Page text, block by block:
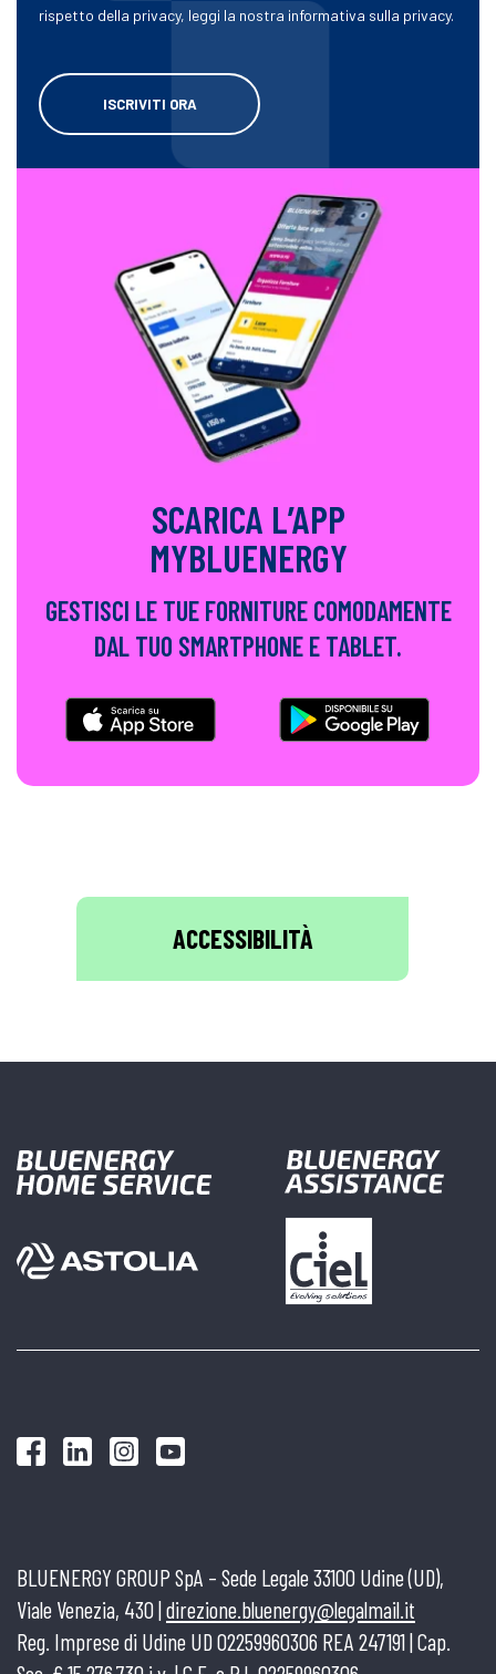
rispetto della privacy, leggi la nostra informativa sulla privacy.
SCARICA L’APP
MYBLUENERGY
GESTISCI LE TUE FORNITURE COMODAMENTE
DAL TUO SMARTPHONE E TABLET.
ACCESSIBILITÀ
BLUENERGY GROUP SpA – Sede Legale 33100 Udine (UD),
Viale Venezia, 430 |direzione.bluenergy@legalmail.it
Reg. Imprese di Udine UD 02259960306 REA 247191 | Cap.